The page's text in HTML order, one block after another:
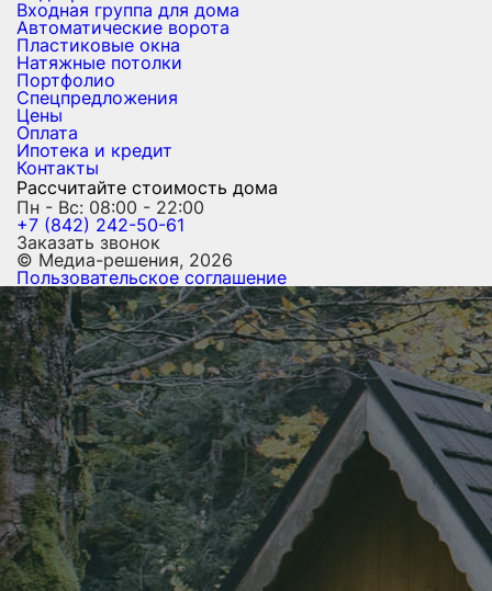
Входная группа для дома
Автоматические ворота
Пластиковые окна
Натяжные потолки
Портфолио
Спецпредложения
Цены
Оплата
Ипотека и кредит
Контакты
Рассчитайте стоимость дома
Пн - Вс: 08:00 - 22:00
+7 (842) 242-50-61
Заказать звонок
© Медиа-решения, 2026
Пользовательское соглашение